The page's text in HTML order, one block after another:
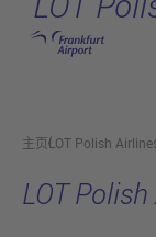
跳转至主页
主页LOT Polish
LOT